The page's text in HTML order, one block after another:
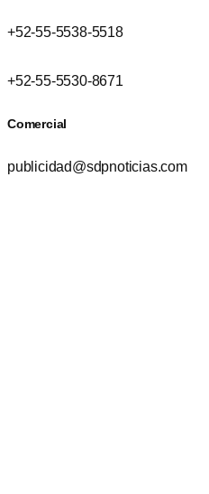
+52-55-5538-5518
+52-55-5530-8671
Comercial
publicidad@sdpnoticias.com